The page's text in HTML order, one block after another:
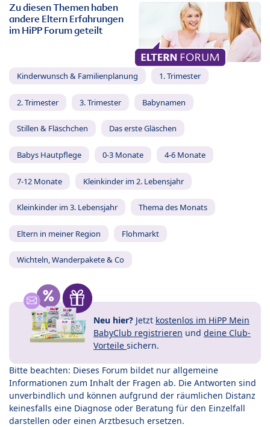
Zu diesen Themen haben
andere Eltern Erfahrungen
im HiPP Forum geteilt
Kinderwunsch & Familienplanung 1. Trimester
2. Trimester 3. Trimester Babynamen
Stillen & Fläschchen Das erste Gläschen
Babys Hautpflege 0-3 Monate 4-6 Monate
7-12 Monate Kleinkinder im 2. Lebensjahr
Kleinkinder im 3. Lebensjahr Thema des Monats
Eltern in meiner Region Flohmarkt
Wichteln, Wanderpakete & Co
Neu hier? Jetzt kostenlos im HiPP Mein
BabyClub registrieren und deine Club-
Vorteile sichern.
Bitte beachten: Dieses Forum bildet nur allgemeine
Informationen zum Inhalt der Fragen ab. Die Antworten sind
unverbindlich und können aufgrund der räumlichen Distanz
keinesfalls eine Diagnose oder Beratung für den Einzelfall
darstellen oder einen Arztbesuch ersetzen.